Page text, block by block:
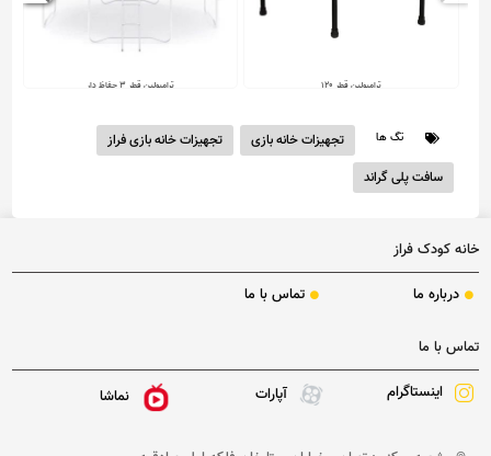
ترامپولین قطر 120 ترامپولین قطر 3 حفاظ دار
تگ ها تجهیزات خانه بازی
تجهیزات خانه بازی فراز
سافت پلی گراند
خانه کودک فراز
درباره ما تماس با ما
تماس با ما
اینستاگرام آپارات نماشا